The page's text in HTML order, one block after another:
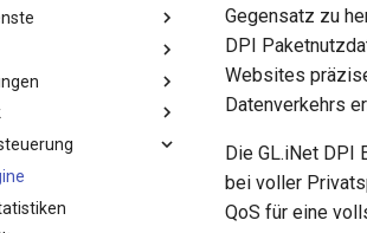
Profil
Client
Server
Client
DNS
Home
Gegensatz zu
DPI
Websites
Datenverkehrs
Die GL.iNet DPI
bei voller
QoS für eine